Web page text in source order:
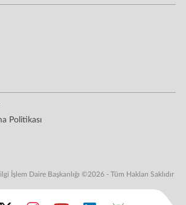
Politikası
İşlem Daire Başkanlığı ©2026 - Tüm Hakları Saklıdır